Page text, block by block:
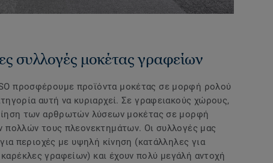
συλλογές μοκέτας γραφείων
προσφέρουμε προϊόντα μοκέτας σε μορφή ρολού
αυτή να κυριαρχεί. Σε γραφειακούς χώρους,
των αρθρωτών λύσεων μοκέτας σε μορφή
πολλών τους πλεονεκτημάτων. Οι συλλογές μας
περιοχές με υψηλή κίνηση (κατάλληλες για
γραφείων) και έχουν πολύ μεγάλή αντοχή